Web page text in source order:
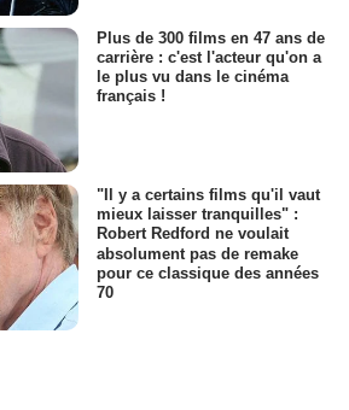
Plus de 300 films en 47 ans de
carrière : c'est l'acteur qu'on a
le plus vu dans le cinéma
français !
"Il y a certains films qu'il vaut
mieux laisser tranquilles" :
Robert Redford ne voulait
absolument pas de remake
pour ce classique des années
70